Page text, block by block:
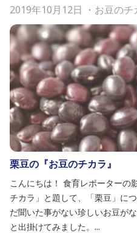
2019年10月12日 ・ お豆のチ
栗豆の『お豆のチカラ』
こんにちは！ 食育レポーターの
チカラ」と題して、「栗豆」に
だ聞いた事がない珍しいお豆が
と出掛けてみました。...